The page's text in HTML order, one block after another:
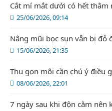
25/06/2026, 09:14
Cắt mí mắt dưới có hết thâm
15/06/2026, 21:35
Nâng mũi bọc sụn vẫn bị đỏ
08/06/2026, 22:01
Thu gọn môi cần chú ý điều
7 ngày sau khi độn cằm nên